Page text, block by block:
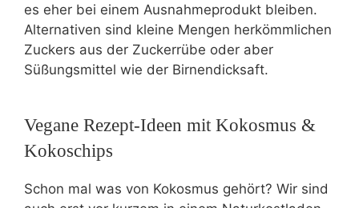
es eher bei einem Ausnahmeprodukt bleiben.
Alternativen sind kleine Mengen herkömmlichen
Zuckers aus der Zuckerrübe oder aber
Süßungsmittel wie der Birnendicksaft.
Vegane Rezept-Ideen mit Kokosmus &
Kokoschips
Schon mal was von Kokosmus gehört? Wir sind